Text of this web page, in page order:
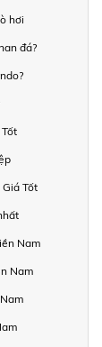
hơi
đá?
Tốt
Nam
Nam